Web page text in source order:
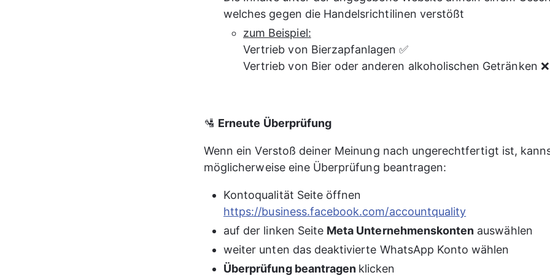
welches gegen die Handelsrichtilinen verstößt
zum Beispiel:
Vertrieb von Bierzapfanlagen ✅
Vertrieb von Bier oder anderen alkoholischen Getränken ❌
🛂 Erneute Überprüfung
Wenn ein Verstoß deiner Meinung nach ungerechtfertigt ist,
möglicherweise eine Überprüfung beantragen:
Kontoqualität Seite öffnen
https://business.facebook.com/accountquality
auf der linken Seite Meta Unternehmenskonten auswählen
weiter unten das deaktivierte WhatsApp Konto wählen
Überprüfung beantragen klicken